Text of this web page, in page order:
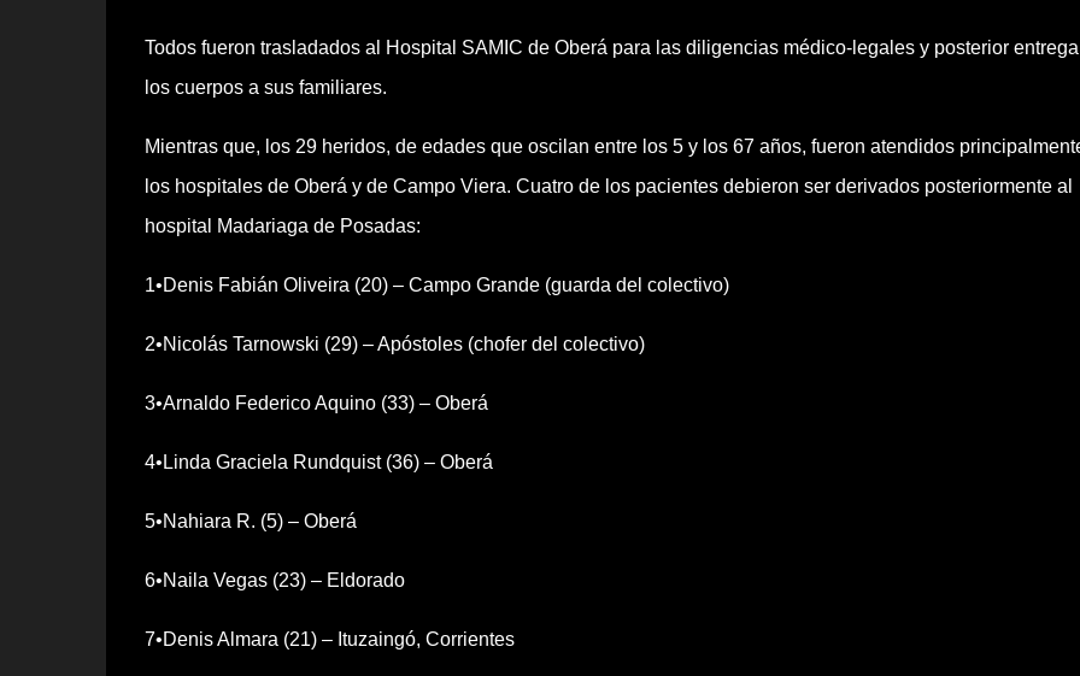
Todos fueron trasladados al Hospital SAMIC de Oberá para las diligencias médico-legales y posterior
los cuerpos a sus familiares.
Mientras que, los 29 heridos, de edades que oscilan entre los 5 y los 67 años, fueron atendidos
los hospitales de Oberá y de Campo Viera. Cuatro de los pacientes debieron ser derivados posteriormente al
hospital Madariaga de Posadas:
1•Denis Fabián Oliveira (20) – Campo Grande (guarda del colectivo)
2•Nicolás Tarnowski (29) – Apóstoles (chofer del colectivo)
3•Arnaldo Federico Aquino (33) – Oberá
4•Linda Graciela Rundquist (36) – Oberá
5•Nahiara R. (5) – Oberá
6•Naila Vegas (23) – Eldorado
7•Denis Almara (21) – Ituzaingó, Corrientes